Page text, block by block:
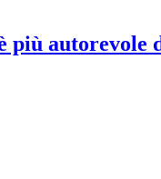
più autorevole